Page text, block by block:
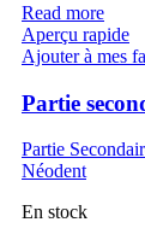
Read more
Aperçu rapide
Ajouter à mes
Partie
Partie
Néodent
En stock